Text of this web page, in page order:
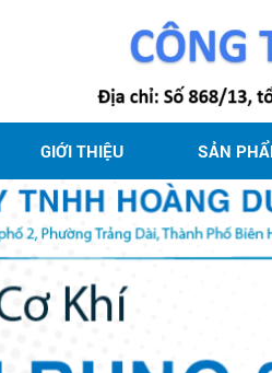
GIỚI THIỆU SẢN